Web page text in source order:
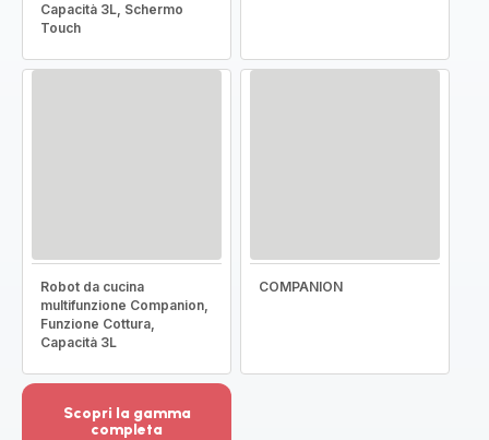
Capacità 3L, Schermo
Touch
Robot da cucina
multifunzione Companion,
Funzione Cottura,
Capacità 3L
COMPANION
Scopri la gamma
completa